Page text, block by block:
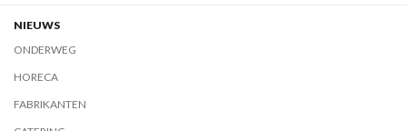
NIEUWS
ONDERWEG
HORECA
FABRIKANTEN